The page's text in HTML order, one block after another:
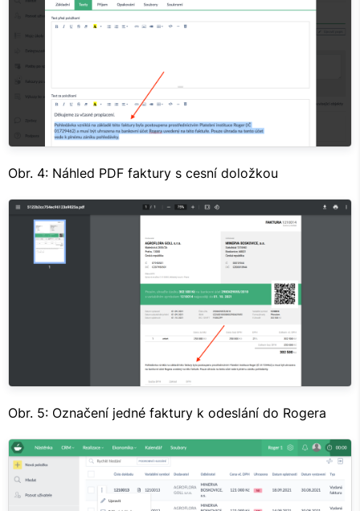
Obr. 4: Náhled PDF faktury s cesní doložkou
Obr. 5: Označení jedné faktury k odeslání do Rogera